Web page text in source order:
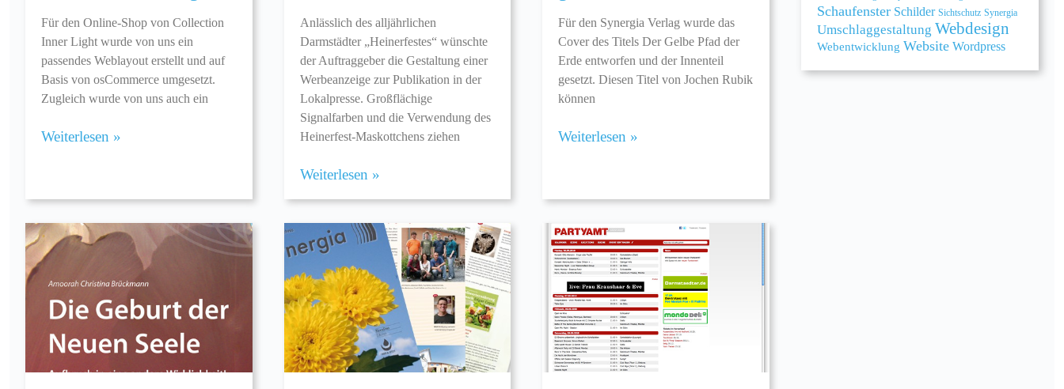
Für den Online-Shop von Collection
Inner Light wurde von uns ein
passendes Weblayout erstellt und auf
Basis von osCommerce umgesetzt.
Zugleich wurde von uns auch ein
Weiterlesen »
Anlässlich des alljährlichen
Darmstädter „Heinerfestes“ wünschte
der Auftraggeber die Gestaltung einer
Werbeanzeige zur Publikation in der
Lokalpresse. Großflächige
Signalfarben und die Verwendung des
Heinerfest-Maskottchens ziehen
Weiterlesen »
Für den Synergia Verlag wurde das
Cover des Titels Der Gelbe Pfad der
Erde entworfen und der Innenteil
gesetzt. Diesen Titel von Jochen Rubik
können
Weiterlesen »
Schaufenster Schilder Sichtschutz Synergia
Umschlaggestaltung Webdesign
Webentwicklung Website Wordpress